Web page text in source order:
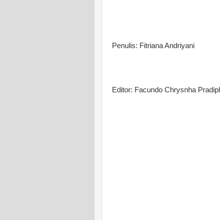
Penulis: Fitriana Andriyani
Editor: Facundo Chrysnha